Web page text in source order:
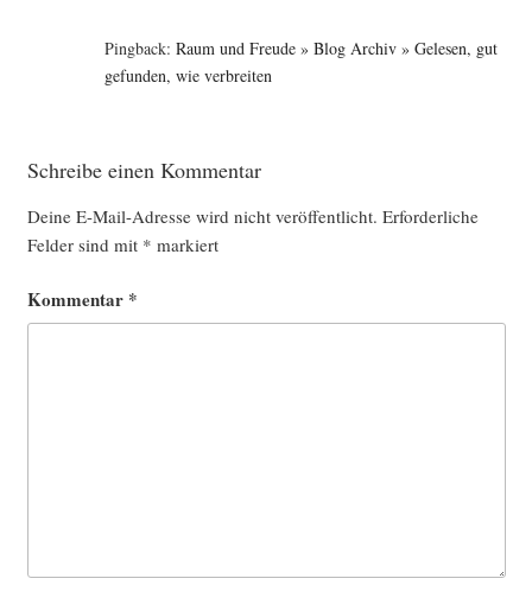
Pingback: Raum und Freude » Blog Archiv » Gelesen, gut
gefunden, wie verbreiten
Schreibe einen Kommentar
Deine E-Mail-Adresse wird nicht veröffentlicht. Erforderliche
Felder sind mit * markiert
Kommentar *